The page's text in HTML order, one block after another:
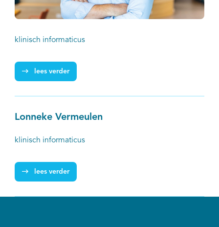
klinisch informaticus
lees verder
Lonneke Vermeulen
klinisch informaticus
lees verder